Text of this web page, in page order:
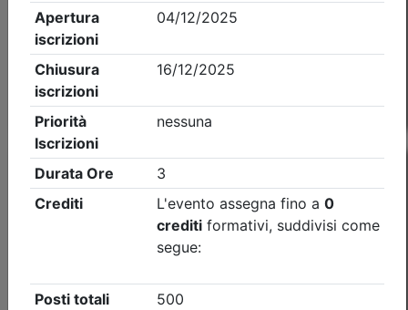
Precedente 1 Successiva
Nessun risultato per i parametri inseriti
Esito della ricerca eventi formativi
Non è stato trovato nessun evento formativo con i
parametri di ricerca utilizzati